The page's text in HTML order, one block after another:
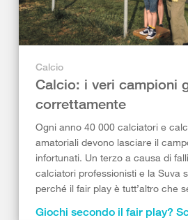
Calcio
Calcio: i veri campioni
correttamente
Ogni anno 40 000 calciatori e
amatoriali devono lasciare il
infortunati. Un terzo a causa di
calciatori professionisti e la Suva
perché il fair play è tutt’altro che
Giochi secondo il fair play?